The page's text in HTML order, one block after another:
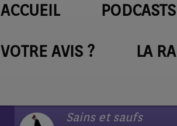
ACCUEIL PODCASTS
VOTRE AVIS ? LA
Sains et saufs